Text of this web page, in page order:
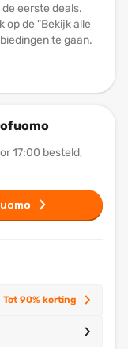
eerste deals.
op de "Bekijk alle
te gaan.
17:00 besteld,
Tot 90% korting